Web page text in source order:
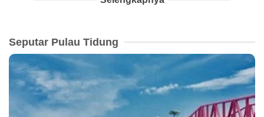
Seputar Pulau Tidung